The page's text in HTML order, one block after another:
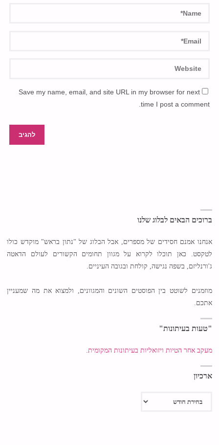
Save my name, email, and site URL in my browser for next
time I post a comment.
ברוכים הבאים לבלוג שלנו
אנחנו אמנם חסידים של מספרים, אבל הבלוג של "נתון בראש" מוקדש כולו
לטקסט. כאן תוכלו לקרוא על מגוון תחומים הקשורים לעולם הדאטה
ג'ורנליזם, בשפה נגישה, קולחת ובגובה העיניים.
מוזמנים לשוטט בין הפוסטים השונים והמגוונים, ולמצוא את מה שמעניין
אתכם.
"טעות בעיתונות"
מעקב אחר הטיות ויזואליות בעיתונות המקומית.
ארכיון